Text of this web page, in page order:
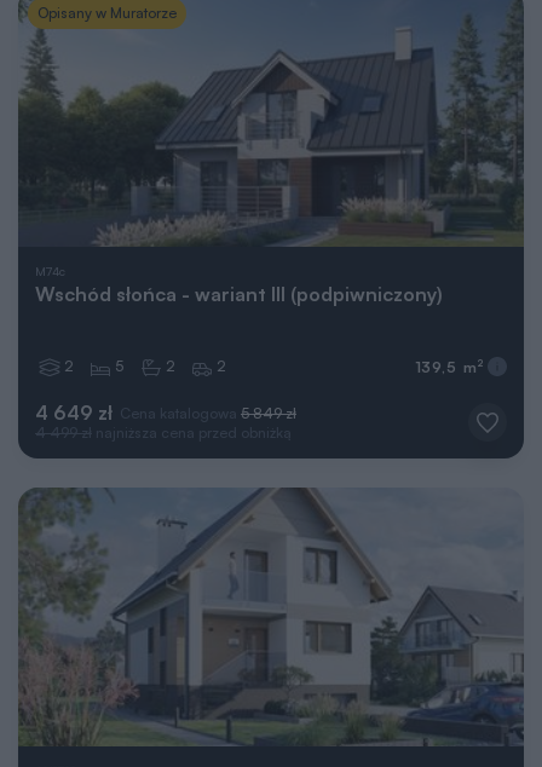
Opisany w Muratorze
M74c
Wschód słońca - wariant III (podpiwniczony)
4 649 zł Cena katalogowa 5 849 zł
4 499 zł najniższa cena przed obniżką
2 5 2 2 139,5 m 2